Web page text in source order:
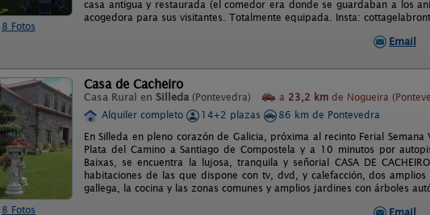
8 Fotos
casa antigua y restaurada (el comedor era donde se guardaban a los
acogedora para sus visitantes. Totalmente equipada. Insta:
Email
8 Fotos
Casa de Cacheiro
Casa Rural en Silleda (Pontevedra) a 23,2 km de Nogueira
Alquiler completo
14+2 plazas
86 km de Pontevedra
En Silleda en pleno corazón de Galicia, próxima al recinto Ferial
Plata del Camino a Santiago de Compostela y a 10 minutos por
Baixas, se encuentra la lujosa, tranquila y señorial CASA DE
habitaciones de las que dispone con tv, dvd, y calefacción, dos
gallega, la cocina y las zonas comunes y amplios jardines con árboles
Email